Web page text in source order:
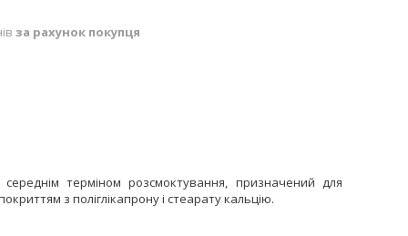
за рахунок покупця
терміном розсмоктування, призначений для
з поліглікапрону і стеарату кальцію.